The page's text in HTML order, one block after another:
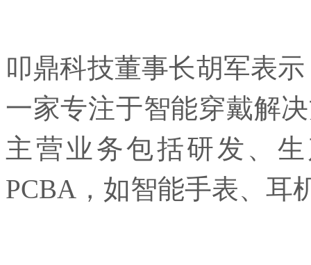
叩鼎科技董事长胡军表
一家专注于智能穿戴解
主营业务包括研发、
PCBA，如智能手表、耳